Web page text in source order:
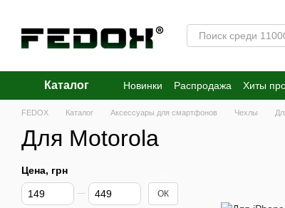
Каталог Новинки Распродажа Хиты
FEDOX Каталог Аксессуары для смартфонов Чехлы
Для Motorola
Цена, грн
От Цена, грн
До Цена, грн ОК